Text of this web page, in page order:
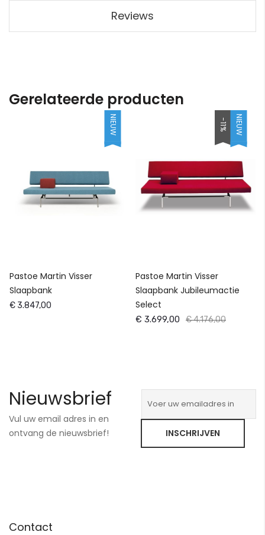
Reviews
Gerelateerde producten
NIEUW
Pastoe Martin Visser
Slaapbank
€ 3.847,00
-11% NIEUW
Pastoe Martin Visser
Slaapbank Jubileumactie
Select
€ 3.699,00 € 4.176,00
Nieuwsbrief
Vul uw email adres in en
ontvang de nieuwsbrief!
INSCHRIJVEN
Contact